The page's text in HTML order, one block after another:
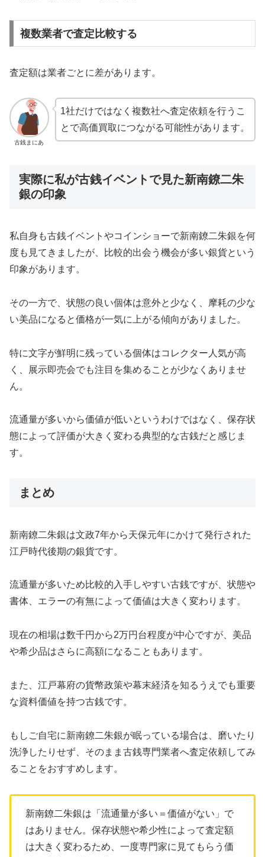
複数業者で査定比較する
査定額は業者ごとに差があります。
古銭まにあ
1社だけではなく複数社へ査定依頼を行うこ
とで高価買取につながる可能性があります。
実際に私が古銭イベントで見た新南鐐二朱
銀の印象
私自身も古銭イベントやコインショーで新南鐐二朱銀を何
度も見てきましたが、比較的出会う機会が多い銀貨という
印象があります。
その一方で、状態の良い個体は意外と少なく、摩耗の少な
い美品になると価格が一気に上がる傾向がありました。
特に文字が鮮明に残っている個体はコレクター人気が高
く、展示即売会でも注目を集めることが少なくありませ
ん。
流通量が多いから価値が低いというわけではなく、保存状
態によって評価が大きく変わる典型的な古銭だと感じま
す。
まとめ
新南鐐二朱銀は文政7年から天保元年にかけて発行された
江戸時代後期の銀貨です。
流通量が多いため比較的入手しやすい古銭ですが、状態や
書体、エラーの有無によって価値は大きく変わります。
現在の相場は数千円から2万円台程度が中心ですが、美品
や希少品はさらに高額になることもあります。
また、江戸幕府の貨幣政策や幕末経済を知るうえでも重要
な資料価値を持つ古銭です。
もしご自宅に新南鐐二朱銀が眠っている場合は、磨いたり
洗浄したりせず、そのまま古銭専門業者へ査定依頼してみ
ることをおすすめします。
新南鐐二朱銀は「流通量が多い＝価値がない」で
はありません。保存状態や希少性によって査定額
は大きく変わるため、一度専門家に見てもらう価